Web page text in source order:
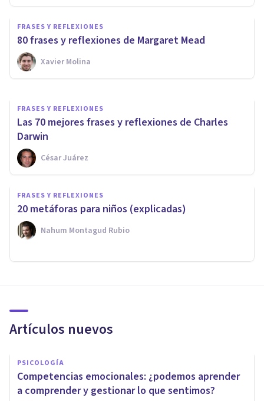
FRASES Y REFLEXIONES
80 frases y reflexiones de Margaret Mead
Xavier Molina
FRASES Y REFLEXIONES
Las 85 mejores frases y
reflexiones de Michel Foucault
Juan Armando Corbin
FRASES Y REFLEXIONES
Las 70 mejores frases y reflexiones de Charles
Darwin
César Juárez
FRASES Y REFLEXIONES
20 metáforas para niños (explicadas)
Nahum Montagud Rubio
Artículos nuevos
PSICOLOGÍA
Competencias emocionales: ¿podemos aprender
a comprender y gestionar lo que sentimos?